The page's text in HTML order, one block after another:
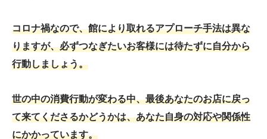
コロナ禍なので、館により取れるアプローチ手法は異な
りますが、必ずつなぎたいお客様には待たずに自分から
行動しましょう。
世の中の消費行動が変わる中、最後あなたのお店に戻っ
て来てくださるかどうかは、あなた自身の対応や関係性
にかかっています。